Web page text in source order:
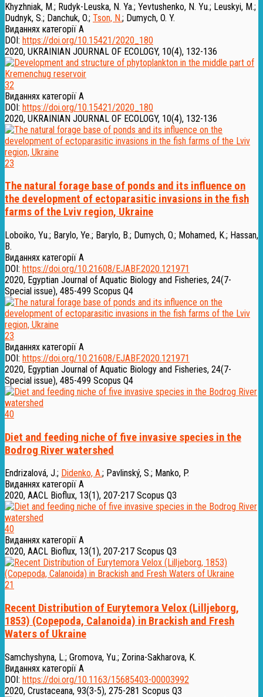
Khyzhniak, M.; Rudyk-Leuska, N. Ya.; Yevtushenko, N. Yu.; Leuskyi, M.;
Dudnyk, S.; Danchuk, O.; Tson, N.; Dumych, O. Y.
Виданнях категорії А
DOI: https://doi.org/10.15421/2020_180
2020, UKRAINIAN JOURNAL OF ECOLOGY, 10(4), 132-136
32
Виданнях категорії А
DOI: https://doi.org/10.15421/2020_180
2020, UKRAINIAN JOURNAL OF ECOLOGY, 10(4), 132-136
23
The natural forage base of ponds and its influence on
the development of ectoparasitic invasions in the fish
farms of the Lviv region, Ukraine
Loboiko, Yu.; Barylo, Ye.; Barylo, B.; Dumych, O.; Mohamed, K.; Hassan,
B.
Виданнях категорії А
DOI: https://doi.org/10.21608/EJABF.2020.121971
2020, Egyptian Journal of Aquatic Biology and Fisheries, 24(7-
Special issue), 485-499 Scopus Q4
23
Виданнях категорії А
DOI: https://doi.org/10.21608/EJABF.2020.121971
2020, Egyptian Journal of Aquatic Biology and Fisheries, 24(7-
Special issue), 485-499 Scopus Q4
40
Diet and feeding niche of five invasive species in the
Bodrog River watershed
Endrizalová, J.; Didenko, A.; Pavlinský, S.; Manko, P.
Виданнях категорії А
2020, AACL Bioflux, 13(1), 207-217 Scopus Q3
40
Виданнях категорії А
2020, AACL Bioflux, 13(1), 207-217 Scopus Q3
21
Recent Distribution of Eurytemora Velox (Lilljeborg,
1853) (Copepoda, Calanoida) in Brackish and Fresh
Waters of Ukraine
Samchyshyna, L.; Gromova, Yu.; Zorina-Sakharova, K.
Виданнях категорії А
DOI: https://doi.org/10.1163/15685403-00003992
2020, Crustaceana, 93(3-5), 275-281 Scopus Q3